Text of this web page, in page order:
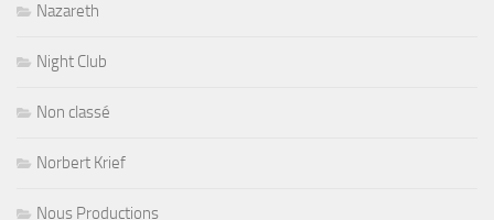
Nazareth
Night Club
Non classé
Norbert Krief
Nous Productions